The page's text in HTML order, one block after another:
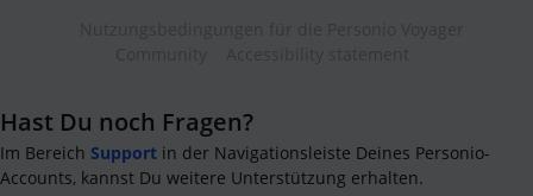
Hast Du noch Fragen?
Im Bereich Support in der Navigationsleiste Deines Personio-
Accounts, kannst Du weitere Unterstützung erhalten.